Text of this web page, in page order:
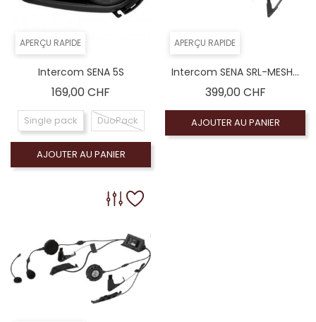
APERÇU RAPIDE
Intercom SENA 5S
169,00 CHF
Single pack DuoPack
AJOUTER AU PANIER
APERÇU RAPIDE
Intercom SENA SRL-MESH...
399,00 CHFPrix
AJOUTER AU PANIER